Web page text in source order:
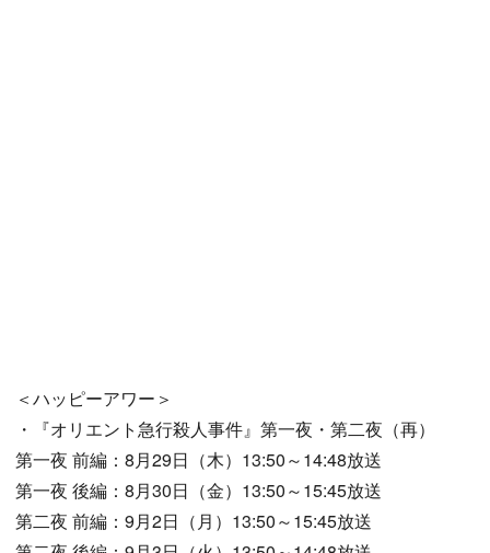
＜ハッピーアワー＞
・『オリエント急行殺人事件』第一夜・第二夜（再）
第一夜 前編：8月29日（木）13:50～14:48放送
第一夜 後編：8月30日（金）13:50～15:45放送
第二夜 前編：9月2日（月）13:50～15:45放送